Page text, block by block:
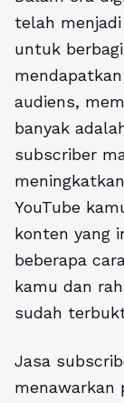
telah
untuk
audiens,
banyak
subscriber
YouTube
konten yang
beberapa
kamu dan
sudah
Jasa
menawarkan